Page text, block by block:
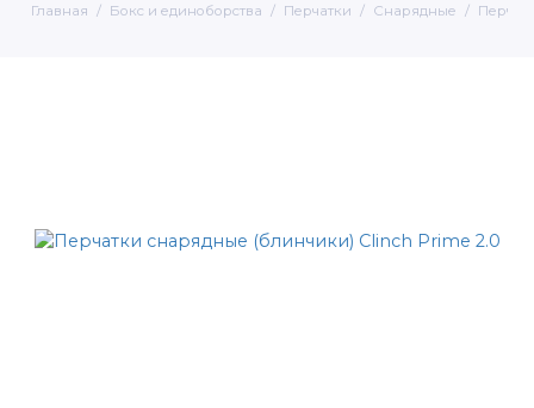
Главная Бокс и единоборства Перчатки Снарядные